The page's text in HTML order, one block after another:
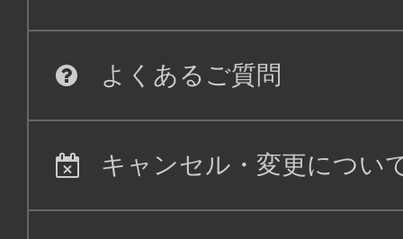
よくあるご質問
キャンセル・変更につい